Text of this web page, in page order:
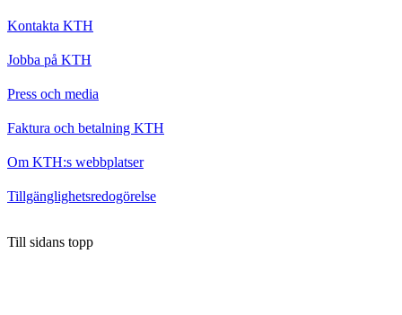
Kontakta KTH
Jobba på KTH
Press och media
Faktura och betalning KTH
Om KTH:s webbplatser
Tillgänglighetsredogörelse
Till sidans topp